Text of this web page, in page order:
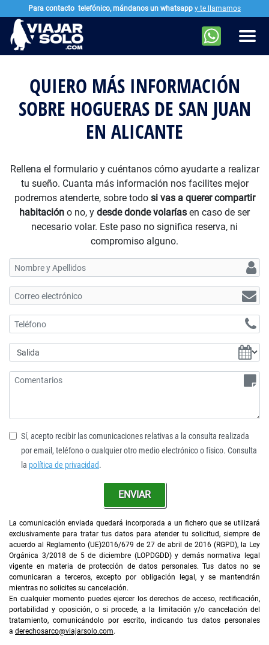
Ir al contenido principal
QUIERO MÁS INFORMACIÓN
SOBRE HOGUERAS DE SAN JUAN
EN ALICANTE
Rellena el formulario y cuéntanos cómo ayudarte a realizar
tu sueño. Cuanta más información nos facilites mejor
podremos atenderte, sobre todo si vas a querer compartir
habitación o no, y desde donde volarías en caso de ser
necesario volar. Este paso no significa reserva, ni
compromiso alguno.
Sí, acepto recibir las comunicaciones relativas a la consulta realizada
por email, teléfono o cualquier otro medio electrónico o físico. Consulta
la política de privacidad.
ENVIAR
La comunicación enviada quedará incorporada a un fichero que se utilizará
exclusivamente para tratar tus datos para atender tu solicitud, siempre de
acuerdo al Reglamento (UE)2016/679 de 27 de abril de 2016 (RGPD), la Ley
Orgánica 3/2018 de 5 de diciembre (LOPDGDD) y demás normativa legal
vigente en materia de protección de datos personales. Tus datos no se
comunicaran a terceros, excepto por obligación legal, y se mantendrán
mientras no solicites su cancelación.
En cualquier momento puedes ejercer los derechos de acceso, rectificación,
portabilidad y oposición, o si procede, a la limitación y/o cancelación del
tratamiento, comunicándolo por escrito, indicando tus datos personales
a derechosarco@viajarsolo.com.
Para contacto telefónico, mándanos un whatsapp y te llamamos